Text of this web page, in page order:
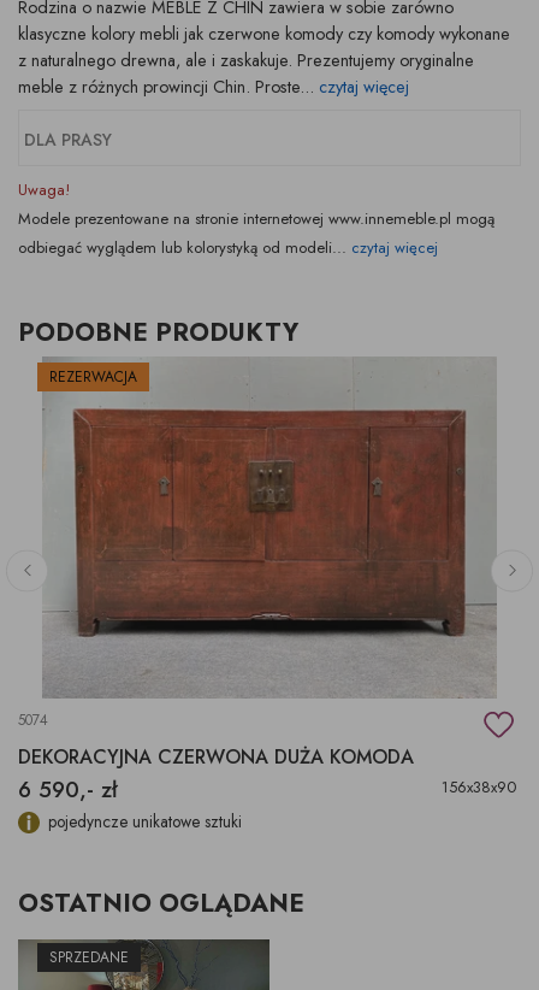
Rodzina o nazwie MEBLE Z CHIN zawiera w sobie zarówno
klasyczne kolory mebli jak czerwone komody czy komody wykonane
z naturalnego drewna, ale i zaskakuje. Prezentujemy oryginalne
meble z różnych prowincji Chin. Proste... czytaj więcej
DLA PRASY
Uwaga!
Modele prezentowane na stronie internetowej www.innemeble.pl mogą
odbiegać wyglądem lub kolorystyką od modeli... czytaj więcej
PODOBNE PRODUKTY
REZERWACJA
5074
DEKORACYJNA CZERWONA DUŻA KOMODA
6 590,- zł 156x38x90
pojedyncze unikatowe sztuki
OSTATNIO OGLĄDANE
SPRZEDANE